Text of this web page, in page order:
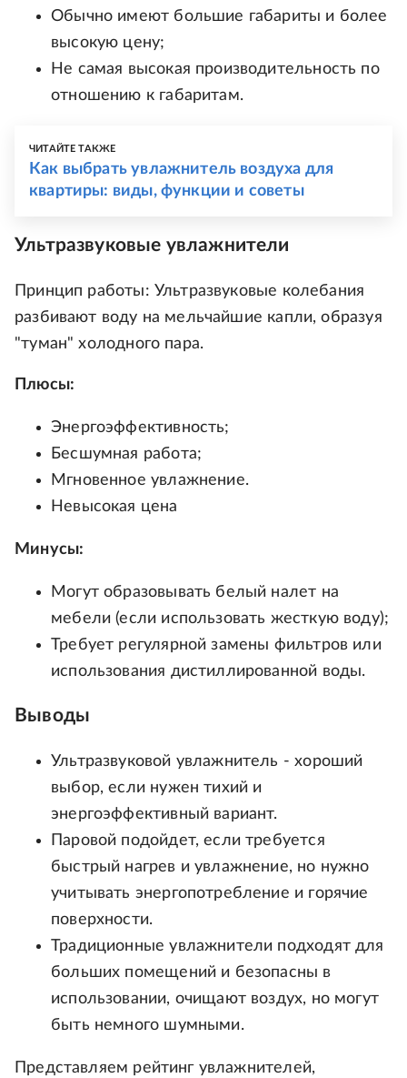
Обычно имеют большие габариты и более
высокую цену;
Не самая высокая производительность по
отношению к габаритам.
ЧИТАЙТЕ ТАКЖЕ
Как выбрать увлажнитель воздуха для
квартиры: виды, функции и советы
Ультразвуковые увлажнители
Принцип работы: Ультразвуковые колебания
разбивают воду на мельчайшие капли, образуя
"туман" холодного пара.
Плюсы:
Энергоэффективность;
Бесшумная работа;
Мгновенное увлажнение.
Невысокая цена
Минусы:
Могут образовывать белый налет на
мебели (если использовать жесткую воду);
Требует регулярной замены фильтров или
использования дистиллированной воды.
Выводы
Ультразвуковой увлажнитель - хороший
выбор, если нужен тихий и
энергоэффективный вариант.
Паровой подойдет, если требуется
быстрый нагрев и увлажнение, но нужно
учитывать энергопотребление и горячие
поверхности.
Традиционные увлажнители подходят для
больших помещений и безопасны в
использовании, очищают воздух, но могут
быть немного шумными.
Представляем рейтинг увлажнителей,